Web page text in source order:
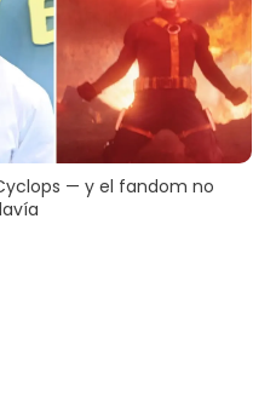
— y el fandom no